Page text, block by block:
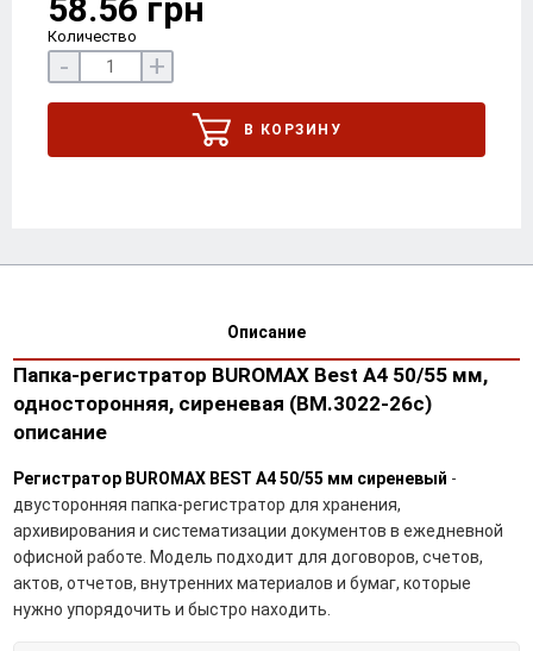
58.56 грн
Количество
- +
В КОРЗИНУ
Описание
Папка-регистратор BUROMAX Best А4 50/55 мм,
односторонняя, сиреневая (BM.3022-26c)
описание
Регистратор BUROMAX BEST A4 50/55 мм сиреневый -
двусторонняя папка-регистратор для хранения,
архивирования и систематизации документов в ежедневной
офисной работе. Модель подходит для договоров, счетов,
актов, отчетов, внутренних материалов и бумаг, которые
нужно упорядочить и быстро находить.